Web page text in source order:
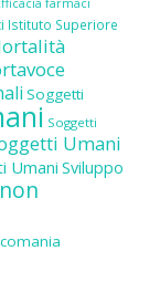
farmaci
Istituto Superiore
Soggetti
Soggetti
Umani
Umani Sviluppo